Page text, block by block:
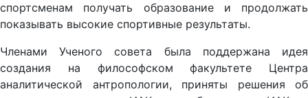
показывать высокие спортивные результаты.
Членами Ученого совета была поддержана идея
создания на философском факультете Центра
аналитической антропологии, приняты решения об
утверждении отчетов ИАК и преобразовании ИАК по